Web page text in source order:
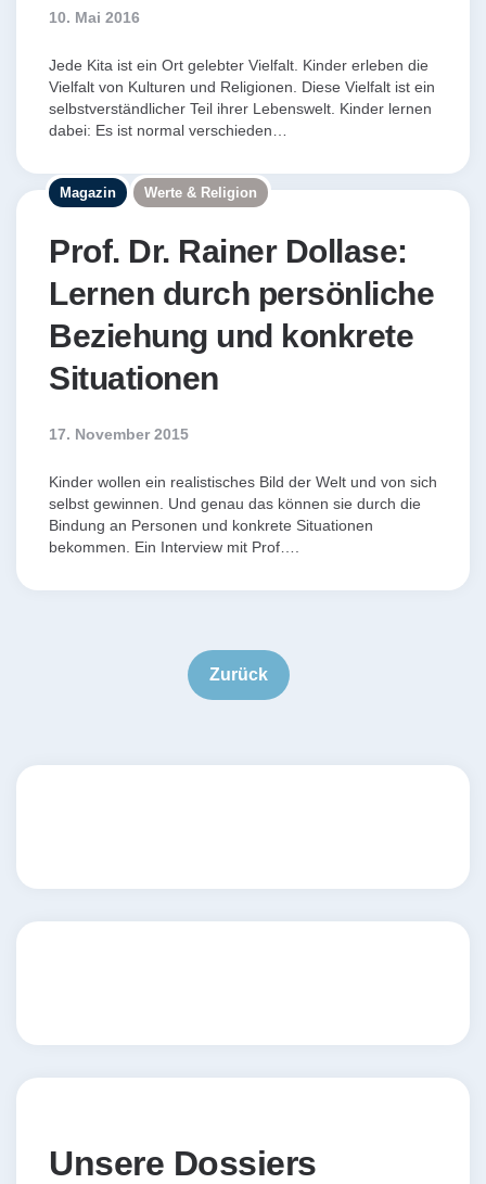
10. Mai 2016
Jede Kita ist ein Ort gelebter Vielfalt. Kinder erleben die
Vielfalt von Kulturen und Religionen. Diese Vielfalt ist ein
selbstverständlicher Teil ihrer Lebenswelt. Kinder lernen
dabei: Es ist normal verschieden…
Magazin Werte & Religion
Prof. Dr. Rainer Dollase:
Lernen durch persönliche
Beziehung und konkrete
Situationen
17. November 2015
Kinder wollen ein realistisches Bild der Welt und von sich
selbst gewinnen. Und genau das können sie durch die
Bindung an Personen und konkrete Situationen
bekommen. Ein Interview mit Prof….
Zurück
Unsere Dossiers